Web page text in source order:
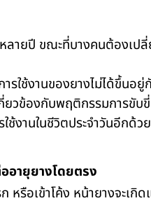
ลายปี ขณะที่บางคนต้องเปลี่
รใช้งานของยางไม่ได้ขึ้นอ
ยวข้องกับพฤติกรรมการขับ
ช้งานในชีวิตประจำวันอีกด้ว
ายุยางโดยตรง
หรือเข้าโค้ง หน้ายางจะเกิ